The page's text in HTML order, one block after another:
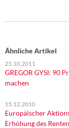
Ähnliche Artikel
25.10.2011
GREGOR GYSI: 90
machen
15.12.2010
Europäischer
Erhöhung des